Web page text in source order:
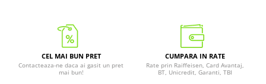
CEL MAI BUN PRET
Contacteaza-ne daca ai gasit un pret
mai bun!
CUMPARA IN RATE
Rate prin Raiffeisen, Card Avantaj,
BT, Unicredit, Garanti, TBI